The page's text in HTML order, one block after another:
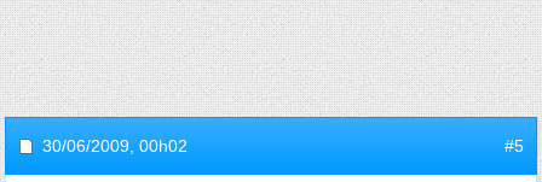
30/06/2009, 00h02 #5